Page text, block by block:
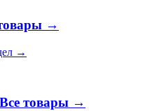
→
→
Все товары →